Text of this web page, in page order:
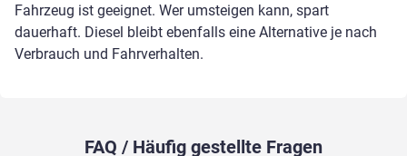
Fahrzeug ist geeignet. Wer umsteigen kann, spart
dauerhaft. Diesel bleibt ebenfalls eine Alternative je nach
Verbrauch und Fahrverhalten.
FAQ / Häufig gestellte Fragen